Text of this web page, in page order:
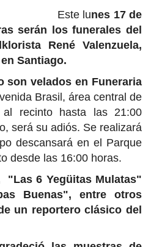
lunes 17 de
serán los funerales del
René Valenzuela,
Santiago.
son velados en Funeraria
Brasil, área central de
recinto hasta las 21:00
será su adiós. Se realizará
descansará en el Parque
desde las 16:00 horas.
"Las 6 Yegüitas Mulatas"
Buenas", entre otros
un reportero clásico del